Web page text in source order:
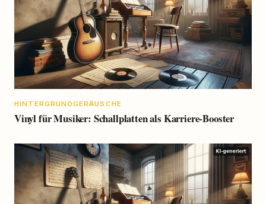
HINTERGRUNDGERÄUSCHE
Vinyl für Musiker: Schallplatten als Karriere-Booster